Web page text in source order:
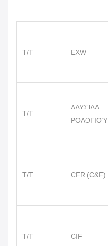
T/T EXW
T/T
ΑΛΥΣΊΔΑ
ΡΟΛΟΓΙΟΎ
T/T CFR (C&F)
T/T CIF